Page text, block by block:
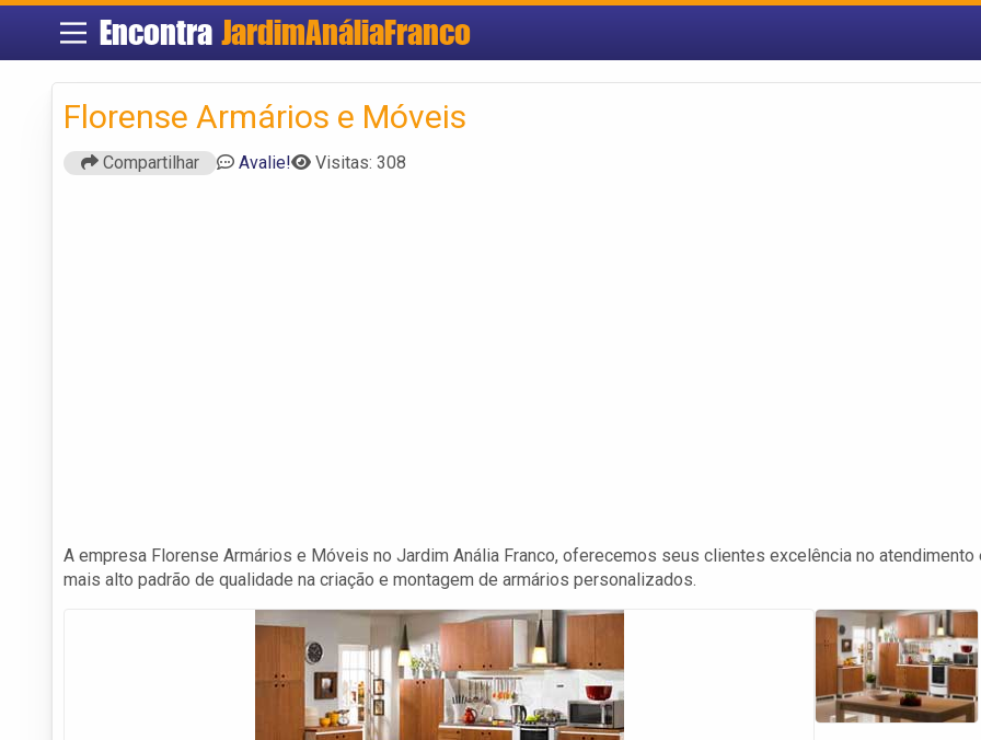
Encontra JardimAnáliaFranco
Florense Armários e Móveis
Compartilhar Avalie! Visitas: 308
A empresa Florense Armários e Móveis no Jardim Anália Franco, oferecemos seus clientes excelência no atendimento
mais alto padrão de qualidade na criação e montagem de armários personalizados.